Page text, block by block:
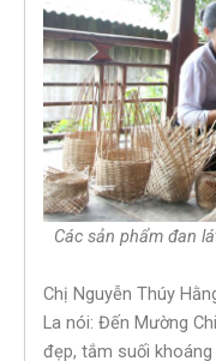
Các sản phẩm đan
Chị Nguyễn Thúy
La nói: Đến Mường
đẹp, tắm suối